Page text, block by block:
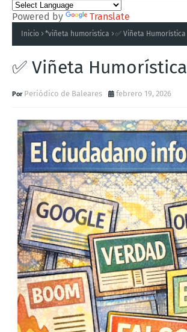
Powered by Translate
Inicio *viñeta humoristica ✅ Viñeta Humorística
✅ Viñeta Humorística
Periódico de Baleares febrero 19, 2026